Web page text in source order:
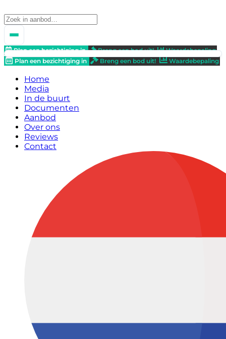
Plan een bezichtiging in Breng een bod uit!
Waardebepaling
Plan een bezichtiging in
Breng een bod uit! Waardebepaling
Home
Media
In de buurt
Documenten
Aanbod
Over ons
Reviews
Contact